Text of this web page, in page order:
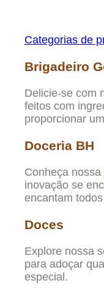
Categorias de
Brigadeiro
Delicie-se com
feitos com
proporcionar
Doceria BH
Conheça nossa
inovação se
encantam
Doces
Explore nossa
para adoçar
especial.